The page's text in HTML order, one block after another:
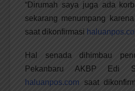
“Dirumah saya juga ada
sekarang menumpang karena
saat dikonfirmasi
Hal senada dihimbau
Pekanbaru AKBP Edi
haluanpos.com saat